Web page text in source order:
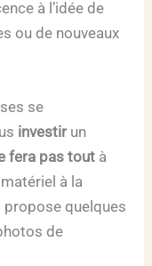
à l’idée de
ou de nouveaux
se
investirun
fera pas tout à
à la
propose quelques
de